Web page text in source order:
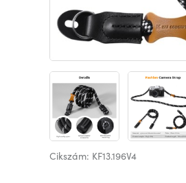
Cikszám: KF13.196V4